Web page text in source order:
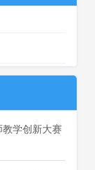
v
t
教学创新大赛